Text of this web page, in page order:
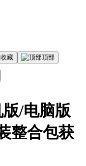
收藏 顶部
版/电脑版
整合包获